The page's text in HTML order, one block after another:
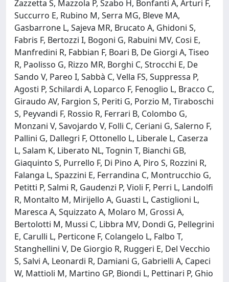
Zazzetta S, Mazzola P, Szabo H, Bonfanti A, Arturi F,
Succurro E, Rubino M, Serra MG, Bleve MA,
Gasbarrone L, Sajeva MR, Brucato A, Ghidoni S,
Fabris F, Bertozzi I, Bogoni G, Rabuini MV, Cosi E,
Manfredini R, Fabbian F, Boari B, De Giorgi A, Tiseo
R, Paolisso G, Rizzo MR, Borghi C, Strocchi E, De
Sando V, Pareo I, Sabbà C, Vella FS, Suppressa P,
Agosti P, Schilardi A, Loparco F, Fenoglio L, Bracco C,
Giraudo AV, Fargion S, Periti G, Porzio M, Tiraboschi
S, Peyvandi F, Rossio R, Ferrari B, Colombo G,
Monzani V, Savojardo V, Folli C, Ceriani G, Salerno F,
Pallini G, Dallegri F, Ottonello L, Liberale L, Caserza
L, Salam K, Liberato NL, Tognin T, Bianchi GB,
Giaquinto S, Purrello F, Di Pino A, Piro S, Rozzini R,
Falanga L, Spazzini E, Ferrandina C, Montrucchio G,
Petitti P, Salmi R, Gaudenzi P, Violi F, Perri L, Landolfi
R, Montalto M, Mirijello A, Guasti L, Castiglioni L,
Maresca A, Squizzato A, Molaro M, Grossi A,
Bertolotti M, Mussi C, Libbra MV, Dondi G, Pellegrini
E, Carulli L, Perticone F, Colangelo L, Falbo T,
Stanghellini V, De Giorgio R, Ruggeri E, Del Vecchio
S, Salvi A, Leonardi R, Damiani G, Gabrielli A, Capeci
W, Mattioli M, Martino GP, Biondi L, Pettinari P, Ghio